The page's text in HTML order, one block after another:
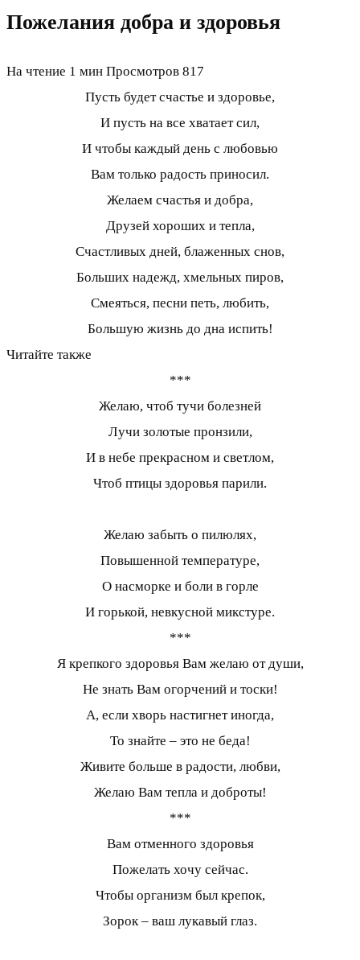
Пожелания добра и здоровья
На чтение 1 мин Просмотров 817
Пусть будет счастье и здоровье,
И пусть на все хватает сил,
И чтобы каждый день с любовью
Вам только радость приносил.
Желаем счастья и добра,
Друзей хороших и тепла,
Счастливых дней, блаженных снов,
Больших надежд, хмельных пиров,
Смеяться, песни петь, любить,
Большую жизнь до дна испить!
Читайте также
***
Желаю, чтоб тучи болезней
Лучи золотые пронзили,
И в небе прекрасном и светлом,
Чтоб птицы здоровья парили.
Желаю забыть о пилюлях,
Повышенной температуре,
О насморке и боли в горле
И горькой, невкусной микстуре.
***
Я крепкого здоровья Вам желаю от души,
Не знать Вам огорчений и тоски!
А, если хворь настигнет иногда,
То знайте – это не беда!
Живите больше в радости, любви,
Желаю Вам тепла и доброты!
***
Вам отменного здоровья
Пожелать хочу сейчас.
Чтобы организм был крепок,
Зорок – ваш лукавый глаз.